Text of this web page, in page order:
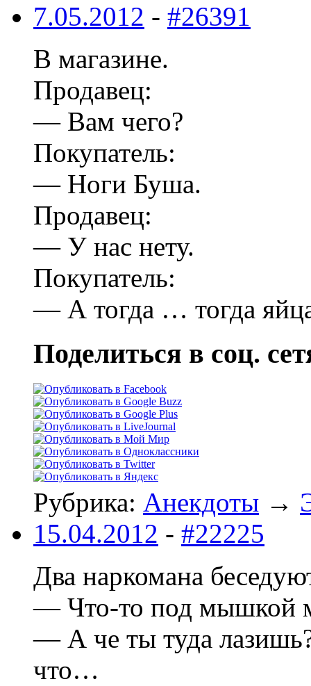
7.05.2012 - #26391
В магазине.
Продавец:
— Вам чего?
Покупатель:
— Ноги Буша.
Продавец:
— У нас нету.
Покупатель:
— А тогда … тогда
Поделиться в соц.
Рубрика: Анекдоты →
15.04.2012 - #22225
Два наркомана
— Что-то под мышкой
— А че ты туда
что…